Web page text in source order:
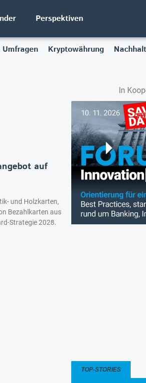
Perspektiven
Kryptowährung
In
auf
und Holzkarten,
Bezahlkarten aus
Strategie 2028.
TOP-STORIES